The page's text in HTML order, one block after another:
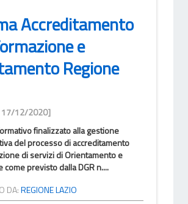
Accreditamento
e
Regione
17/12/2020]
finalizzato alla gestione
del processo di accreditamento
di servizi di Orientamento e
come previsto dalla DGR n....
DA:REGIONE LAZIO